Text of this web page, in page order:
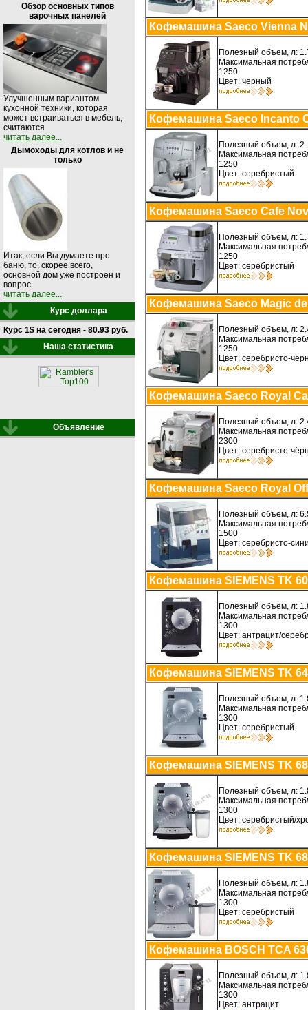
Обзор основных типов
варочных панелей
Улучшенным вариантом
кухонной техники, которая
может встраиваться в мебель,
считаются
читать далее...
Дымоходы для котлов и не
только
Итак, если Вы думаете про
баню, то, скорее всего,
основной дом уже построен и
вопрос
читать далее...
Курс доллара
Курс 1$ на сегодня - 80.93 руб.
Наша статистика
Объявление
Кофемашина Saeco Vienna
Полезный объем, л:
Максимальная
1250
Цвет: черный
Кофемашина Saeco Incanto
Полезный объем, л: 2
Максимальная
1250
Цвет: серебристый
Кофемашина Saeco Cafe
Полезный объем, л:
Максимальная
1250
Цвет: серебристый
Кофемашина Saeco Magic
Полезный объем, л:
Максимальная
1250
Цвет: серебристо-
Кофемашина Saeco Royal
Полезный объем, л:
Максимальная
2300
Цвет: серебристо-
Кофемашина Saeco Royal
Полезный объем, л:
Максимальная
1500
Цвет: серебристо-
Кофемашина SIEMENS TK
Полезный объем, л:
Максимальная
1300
Цвет: антрацит/
Кофемашина SIEMENS TK
Полезный объем, л:
Максимальная
1300
Цвет: серебристый
Кофемашина SIEMENS TK
Полезный объем, л:
Максимальная
1300
Цвет: серебристый/
Кофемашина SIEMENS TK
Полезный объем, л:
Максимальная
1300
Цвет: серебристый
Кофемашина BOSCH TCA
Полезный объем, л:
Максимальная
1300
Цвет: антрацит